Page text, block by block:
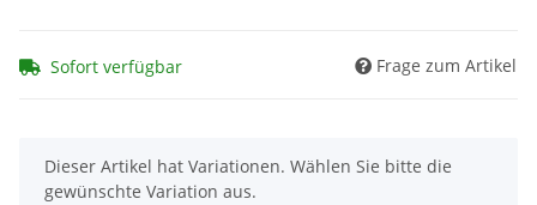
Sofort verfügbar Frage zum Artikel
x
Dieser Artikel hat Variationen. Wählen Sie bitte die
gewünschte Variation aus.